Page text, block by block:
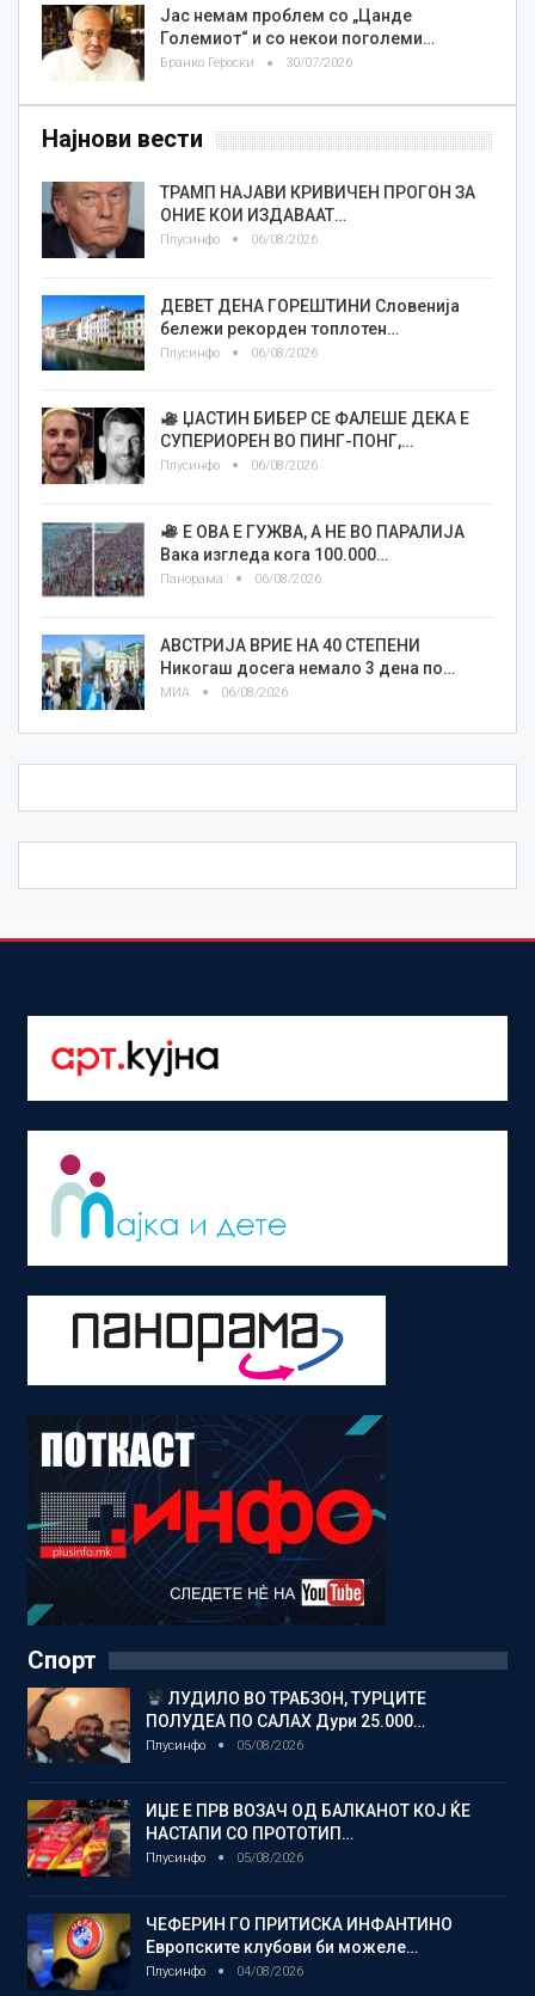
Јас немам проблем со „Цанде
Големиот“ и со некои поголеми…
Бранко Героски 30/07/2026
Најнови вести
ТРАМП НАЈАВИ КРИВИЧЕН ПРОГОН ЗА
ОНИЕ КОИ ИЗДАВААТ…
Плусинфо 06/08/2026
ДЕВЕТ ДЕНА ГОРЕШТИНИ Словенија
бележи рекорден топлотен…
Плусинфо 06/08/2026
ЏАСТИН БИБЕР СЕ ФАЛЕШЕ ДЕКА Е
СУПЕРИОРЕН ВО ПИНГ-ПОНГ,…
Плусинфо 06/08/2026
Е ОВА Е ГУЖВА, А НЕ ВО ПАРАЛИЈА
Вака изгледа кога 100.000…
Панорама 06/08/2026
АВСТРИЈА ВРИЕ НА 40 СТЕПЕНИ
Никогаш досега немало 3 дена по…
МИА 06/08/2026
Спорт
ЛУДИЛО ВО ТРАБЗОН, ТУРЦИТЕ
ПОЛУДЕА ПО САЛАХ Дури 25.000…
Плусинфо 05/08/2026
ИЏЕ Е ПРВ ВОЗАЧ ОД БАЛКАНОТ КОЈ ЌЕ
НАСТАПИ СО ПРОТОТИП…
Плусинфо 05/08/2026
ЧЕФЕРИН ГО ПРИТИСКА ИНФАНТИНО
Европските клубови би можеле…
Плусинфо 04/08/2026